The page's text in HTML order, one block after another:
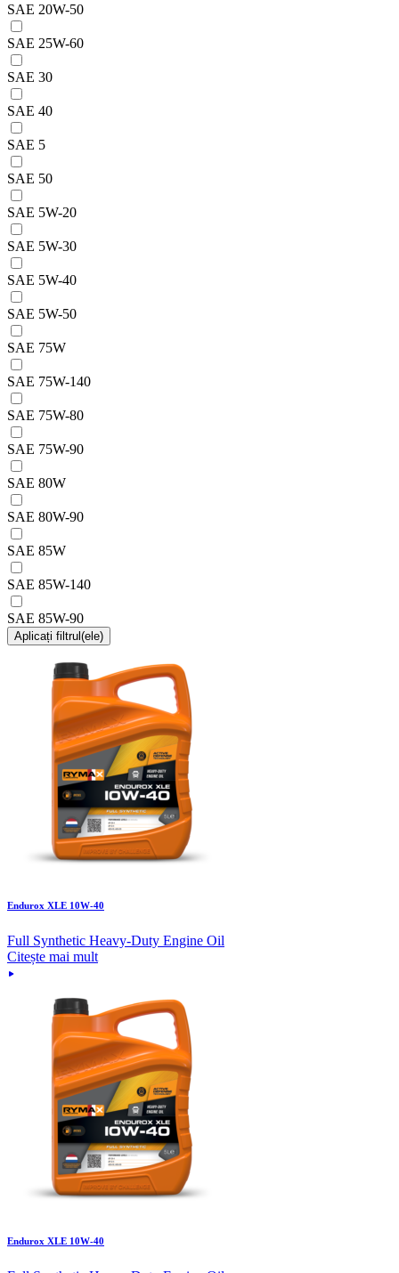
SAE 20W-50
SAE 25W-60
SAE 30
SAE 40
SAE 5
SAE 50
SAE 5W-20
SAE 5W-30
SAE 5W-40
SAE 5W-50
SAE 75W
SAE 75W-140
SAE 75W-80
SAE 75W-90
SAE 80W
SAE 80W-90
SAE 85W
SAE 85W-140
SAE 85W-90
Aplicați filtrul(ele)
Endurox XLE 10W-40
Full Synthetic Heavy-Duty Engine Oil
Citește mai mult
Endurox XLE 10W-40